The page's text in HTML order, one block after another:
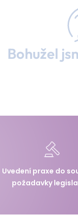
Bohužel
Uvedení praxe do
požadavky